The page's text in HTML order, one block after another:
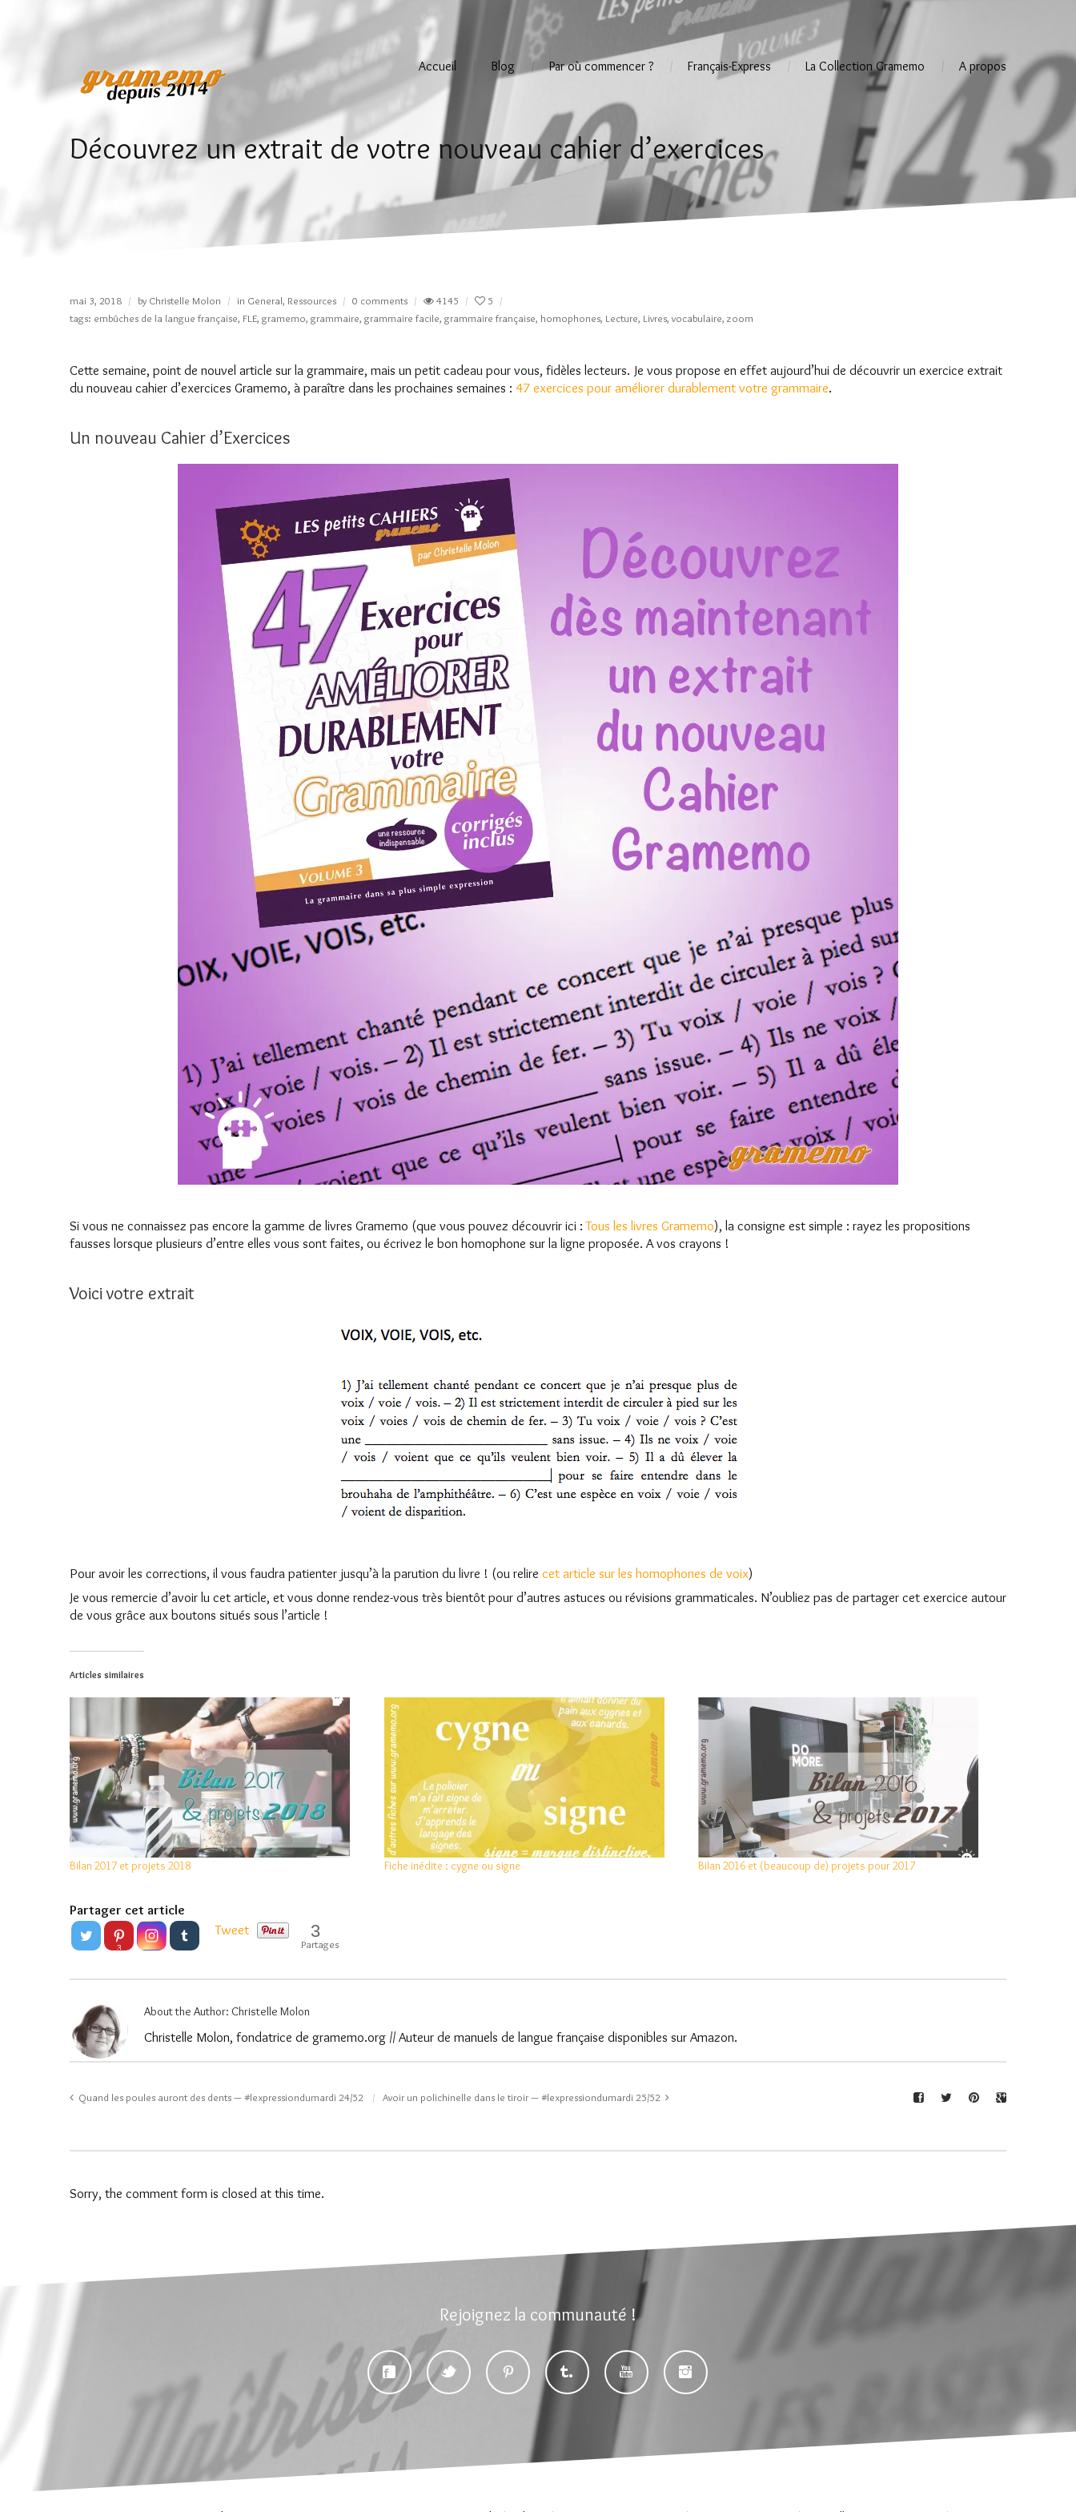
Accueil Blog Par où commencer ? Français-Express La Collection Gramemo A propos
Découvrez un extrait de votre nouveau cahier d’exercices
mai 3, 2018 by Christelle Molon in General, Ressources 0 comments 4145
5
tags: embûches de la langue française, FLE, gramemo, grammaire, grammaire facile, grammaire française, homophones, Lecture, Livres,vocabulaire, zoom
Cette semaine, point de nouvel article sur la grammaire, mais un petit cadeau pour vous, fidèles lecteurs. Je vous propose en effet aujourd’hui de découvrir un exercice extrait
du nouveau cahier d’exercices Gramemo, à paraître dans les prochaines semaines : 47 exercices pour améliorer durablement votre grammaire.
Un nouveau Cahier d’Exercices
Si vous ne connaissez pas encore la gamme de livres Gramemo (que vous pouvez découvrir ici :Tous les livres Gramemo), la consigne est simple : rayez les propositions
fausses lorsque plusieurs d’entre elles vous sont faites, ou écrivez le bon homophone sur la ligne proposée. A vos crayons !
Voici votre extrait
Pour avoir les corrections, il vous faudra patienter jusqu’à la parution du livre ! (ou relire cet article sur les homophones de voix)
Je vous remercie d’avoir lu cet article, et vous donne rendez-vous très bientôt pour d’autres astuces ou révisions grammaticales. N’oubliez pas de partager cet exercice autour
de vous grâce aux boutons situés sous l’article !
Articles similaires
Bilan 2017 et projets 2018 Fiche inédite : cygne ou signe Bilan 2016 et (beaucoup de) projets pour 2017
Partager cet article
3
Tweet 3
Partages
About the Author: Christelle Molon
Christelle Molon, fondatrice de gramemo.org // Auteur de manuels de langue française disponibles sur Amazon.
Quand les poules auront des dents — #lexpressiondumardi 24/52 Avoir un polichinelle dans le tiroir — #lexpressiondumardi 25/52
Sorry, the comment form is closed at this time.
Rejoignez la communauté !